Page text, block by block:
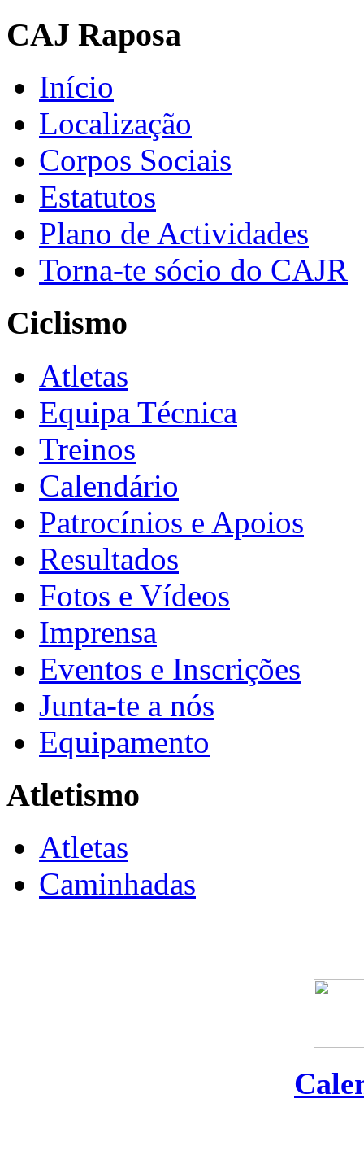
CAJ Raposa
Início
Localização
Corpos Sociais
Estatutos
Plano de Actividades
Torna-te sócio do CAJR
Ciclismo
Atletas
Equipa Técnica
Treinos
Calendário
Patrocínios e Apoios
Resultados
Fotos e Vídeos
Imprensa
Eventos e Inscrições
Junta-te a nós
Equipamento
Atletismo
Atletas
Caminhadas